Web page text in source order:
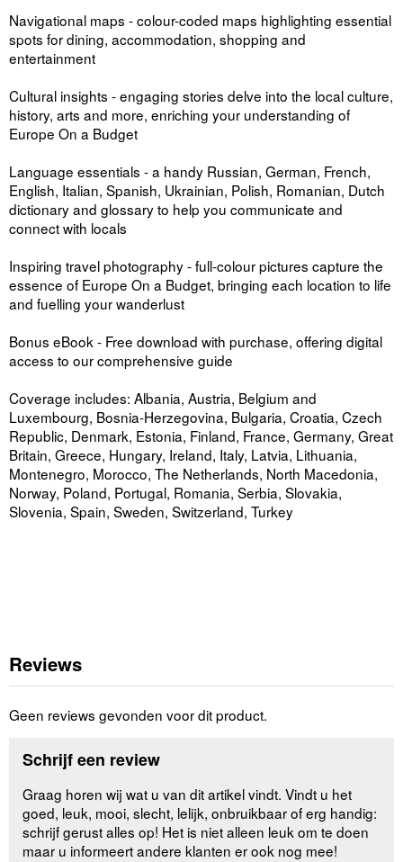
Navigational maps - colour-coded maps highlighting essential
spots for dining, accommodation, shopping and
entertainment
Cultural insights - engaging stories delve into the local culture,
history, arts and more, enriching your understanding of
Europe On a Budget
Language essentials - a handy Russian, German, French,
English, Italian, Spanish, Ukrainian, Polish, Romanian, Dutch
dictionary and glossary to help you communicate and
connect with locals
Inspiring travel photography - full-colour pictures capture the
essence of Europe On a Budget, bringing each location to life
and fuelling your wanderlust
Bonus eBook - Free download with purchase, offering digital
access to our comprehensive guide
Coverage includes: Albania, Austria, Belgium and
Luxembourg, Bosnia-Herzegovina, Bulgaria, Croatia, Czech
Republic, Denmark, Estonia, Finland, France, Germany, Great
Britain, Greece, Hungary, Ireland, Italy, Latvia, Lithuania,
Montenegro, Morocco, The Netherlands, North Macedonia,
Norway, Poland, Portugal, Romania, Serbia, Slovakia,
Slovenia, Spain, Sweden, Switzerland, Turkey
Reviews
Geen reviews gevonden voor dit product.
Schrijf een review
Graag horen wij wat u van dit artikel vindt. Vindt u het
goed, leuk, mooi, slecht, lelijk, onbruikbaar of erg handig:
schrijf gerust alles op! Het is niet alleen leuk om te doen
maar u informeert andere klanten er ook nog mee!